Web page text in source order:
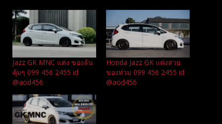
Jazz GK MNC แต่ง ของล้น
คุ้มๆ 099 456 2455 id
@aod456
Honda Jazz GK แต่งสวย
ของท่วม 099 456 2455 id
@aod456